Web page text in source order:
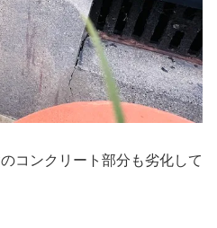
コンクリート部分も劣化して